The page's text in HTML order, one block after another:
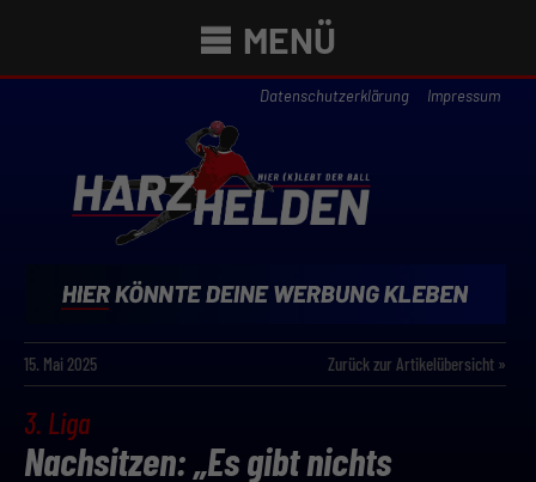
MENÜ
Datenschutzerklärung Impressum
15. Mai 2025 Zurück zur Artikelübersicht »
3. Liga
Nachsitzen: „Es gibt nichts